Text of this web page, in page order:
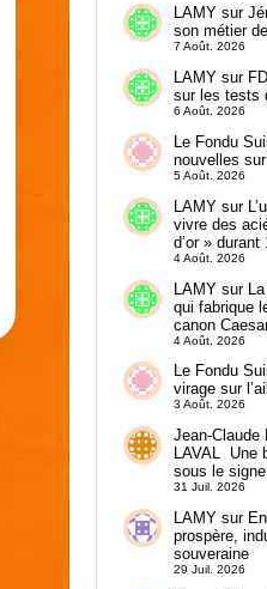
LAMYsur
son métier
7 Août. 2026
LAMYsur
sur les tests
6 Août. 2026
Le Fondu
nouvelles
5 Août. 2026
LAMYsur
vivre des
d’or » durant
4 Août. 2026
LAMYsur
qui fabrique
canon
4 Août. 2026
Le Fondu
virage sur
3 Août. 2026
Jean-Claude
LAVAL Une
sous le
31 Juil. 2026
LAMYsur
prospère,
souveraine
29 Juil. 2026